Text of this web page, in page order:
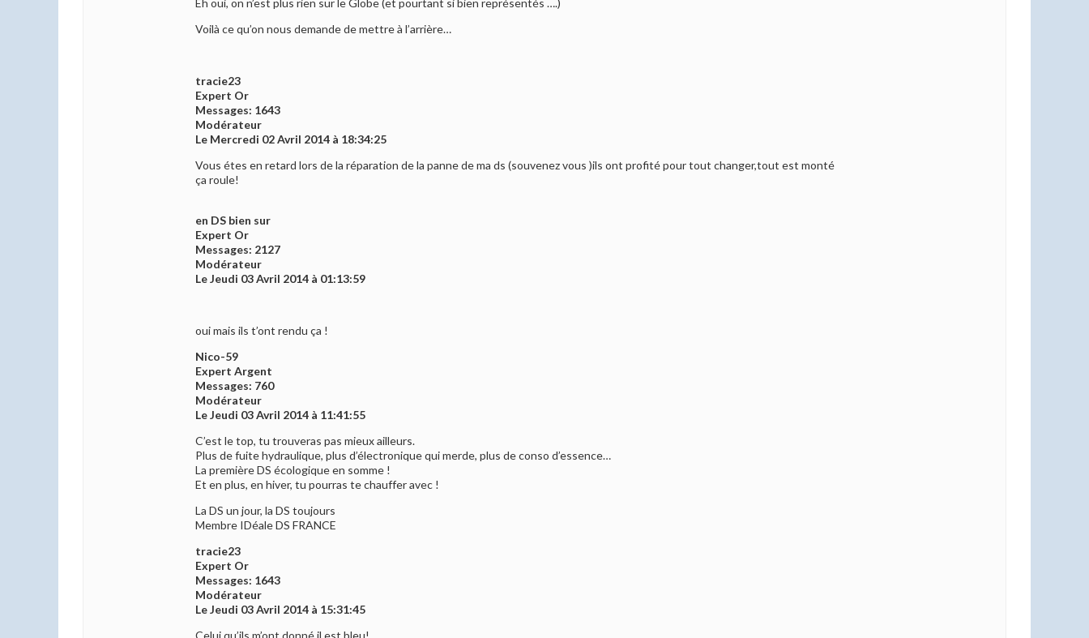
Eh oui, on n’est plus rien sur le Globe (et pourtant si bien représentés ….)
Voilà ce qu’on nous demande de mettre à l’arrière…
tracie23
Expert Or
Messages: 1643
Modérateur
Le Mercredi 02 Avril 2014 à 18:34:25
Vous étes en retard lors de la réparation de la panne de ma ds (souvenez vous )ils ont profité pour tout changer,tout est monté
ça roule!
en DS bien sur
Expert Or
Messages: 2127
Modérateur
Le Jeudi 03 Avril 2014 à 01:13:59
oui mais ils t’ont rendu ça !
Nico-59
Expert Argent
Messages: 760
Modérateur
Le Jeudi 03 Avril 2014 à 11:41:55
C’est le top, tu trouveras pas mieux ailleurs.
Plus de fuite hydraulique, plus d’électronique qui merde, plus de conso d’essence…
La première DS écologique en somme !
Et en plus, en hiver, tu pourras te chauffer avec !
La DS un jour, la DS toujours
Membre IDéale DS FRANCE
tracie23
Expert Or
Messages: 1643
Modérateur
Le Jeudi 03 Avril 2014 à 15:31:45
Celui qu’ils m’ont donné il est bleu!